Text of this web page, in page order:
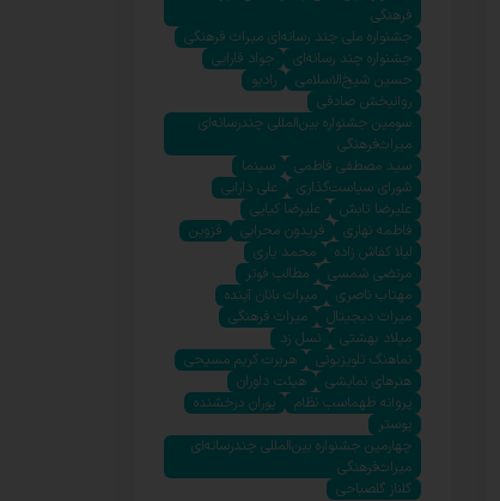
فرهنگی
جشنواره ملی چند رسانه‌ای میراث فرهنگی
جشنواره چند رسانه‌ای
جواد قارایی
حسین شیخ‌الاسلامی
رادیو
روانبخش صادقی
سومین جشنواره بین‌المللی چندرسانه‌ای
میراث‌فرهنگی
سید مصطفی فاطمی
سینما
شورای سیاست‌گذاری
علی دارابی
علیرضا تابش
علیرضا کیایی
فاطمه نهاری
فریدون محرابی
قزوین
لیلا کفاش زاده
محمد یاری
مرتضی شمسی
مطالب فوتر
مهتاب ناصری
میراث بانان آینده
میراث دیجیتال
میراث فرهنگی
میلاد بهشتی
نسل زد
نماهنگ تلویزیونی
هربرت کریم مسیحی
هنرهای نمایشی
هیئت داوران
پروانه طهماسب نظام
پوران درخشنده
پوستر
چهارمین جشنواره بین‌المللی چندرسانه‌ای
میراث‌فرهنگی
گلناز گلصباحی